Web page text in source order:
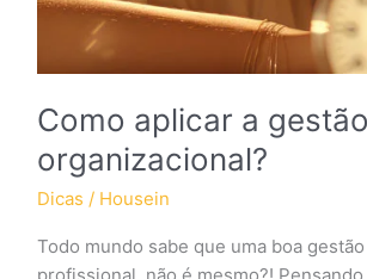
Como aplicar a
organizacional?
Dicas / Housein
Todo mundo sabe que uma boa
profissional, não é mesmo?!